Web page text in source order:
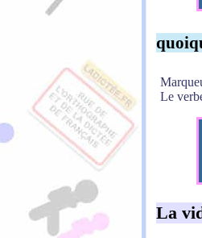
Le
La